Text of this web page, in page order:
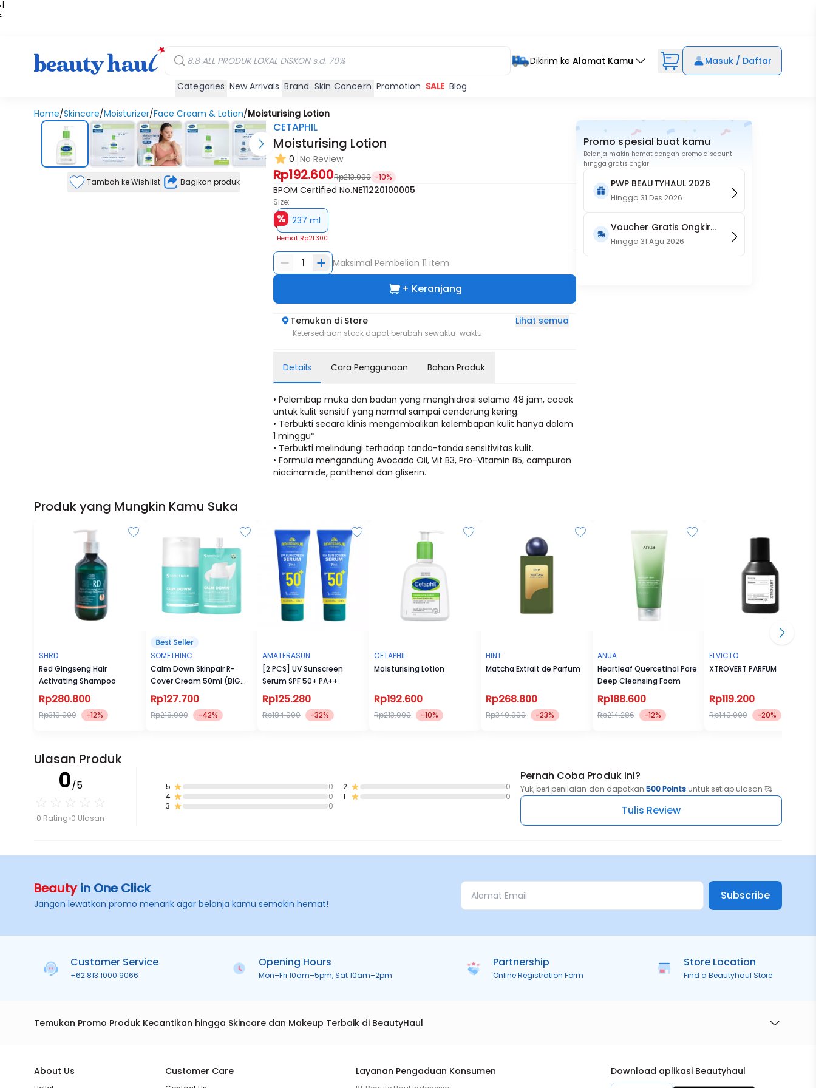
|
Dikirim ke Alamat Kamu Masuk / Daftar
Categories New Arrivals Brand Skin Concern Promotion SALE Blog
Home/Skincare/Moisturizer/Face Cream & Lotion/Moisturising Lotion
Tambah ke Wishlist Bagikan produk
CETAPHIL
Moisturising Lotion
0 No Review
Rp192.600Rp213.900 -10%
BPOM Certified No.NE11220100005
Size:
237 ml
Hemat Rp21.300
1 Maksimal Pembelian11 item
+ Keranjang
Temukan di Store Lihat semua
Ketersediaan stock dapat berubah sewaktu-waktu
Details Cara Penggunaan Bahan Produk
• Pelembap muka dan badan yang menghidrasi selama 48 jam, cocok
untuk kulit sensitif yang normal sampai cenderung kering.
• Terbukti secara klinis mengembalikan kelembapan kulit hanya dalam
1 minggu*
• Terbukti melindungi terhadap tanda-tanda sensitivitas kulit.
• Formula mengandung Avocado Oil, Vit B3, Pro-Vitamin B5, campuran
niacinamide, panthenol dan gliserin.
Promo spesial buat kamu
Belanja makin hemat dengan promo discount
hingga gratis ongkir!
PWP BEAUTYHAUL 2026
Hingga31 Des 2026
Voucher Gratis Ongkir
15RB (Only on Website)
Hingga31 Agu 2026
Produk yang Mungkin Kamu Suka
SHRD
Red Gingseng Hair
Activating Shampoo
Rp280.800
Rp319.000 -12%
SOMETHINC
Calm Down Skinpair R-
Cover Cream 50ml (BIG
SIZE)
Rp127.700
Rp218.900 -42%
AMATERASUN
[2 PCS] UV Sunscreen
Serum SPF 50+ PA++
Rp125.280
Rp184.000 -32%
CETAPHIL
Moisturising Lotion
Rp192.600
Rp213.900 -10%
HINT
Matcha Extrait de Parfum
Rp268.800
Rp349.000 -23%
ANUA
Heartleaf Quercetinol Pore
Deep Cleansing Foam
Rp188.600
Rp214.286 -12%
ELVICTO
XTROVERT PARFUM
Rp119.200
Rp149.000 -20%
Ulasan Produk
0/5
0 Rating 0 Ulasan
5
0
4
0
3
0
2
0
1
0
Pernah Coba Produk ini?
Yuk, beri penilaian dan dapatkan 500 Points untuk setiap ulasan 🥰
Tulis Review
Beautyin One Click
Jangan lewatkan promo menarik agar belanja kamu semakin hemat!
Subscribe
Customer Service
+62 813 1000 9066
Opening Hours
Mon–Fri 10am–5pm, Sat 10am–2pm
Partnership
Online Registration Form
Store Location
Find a Beautyhaul Store
Temukan Promo Produk Kecantikan hingga Skincare dan Makeup Terbaik di BeautyHaul
About Us Customer Care Layanan Pengaduan Konsumen Download aplikasi Beautyhaul